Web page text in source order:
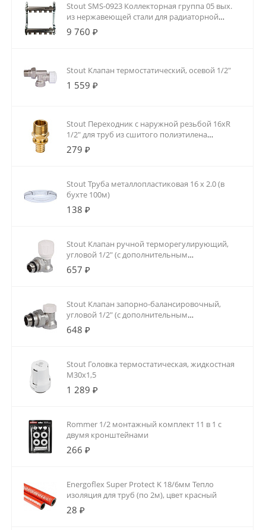
Stout SMS-0923 Коллекторная группа 05 вых.
из нержавеющей стали для радиаторной
разводки
9 760 ₽
Stout Клапан термостатический, осевой 1/2"
1 559 ₽
Stout Переходник с наружной резьбой 16xR
1/2" для труб из сшитого полиэтилена
аксиальный
279 ₽
Stout Труба металлопластиковая 16 х 2.0 (в
бухте 100м)
138 ₽
Stout Клапан ручной терморегулирующий,
угловой 1/2" (с дополнительным
уплотнением)
657 ₽
Stout Клапан запорно-балансировочный,
угловой 1/2" (с дополнительным
уплотнением)
648 ₽
Stout Головка термостатическая, жидкостная
M30x1,5
1 289 ₽
Rommer 1/2 монтажный комплект 11 в 1 с
двумя кронштейнами
266 ₽
Energoflex Super Protect K 18/6мм Тепло
изоляция для труб (по 2м), цвет красный
28 ₽